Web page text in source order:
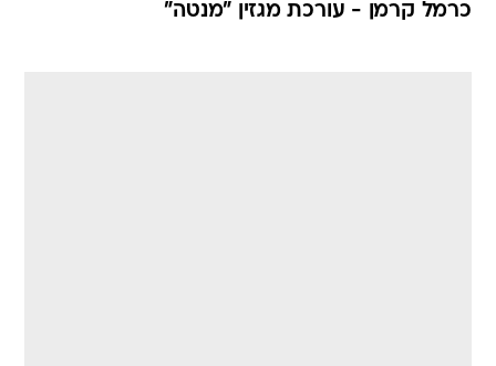
כרמל קרמן - עורכת מגזין "מנטה"